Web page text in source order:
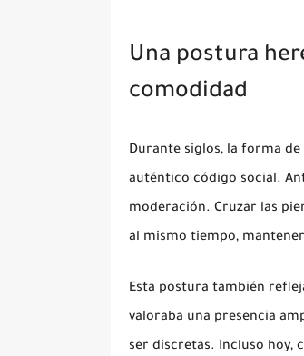
Una postura
comodidad
Durante siglos, la forma
auténtico código social.
moderación. Cruzar las
al mismo tiempo,
Esta postura también
valoraba una presencia
ser discretas. Incluso hoy,